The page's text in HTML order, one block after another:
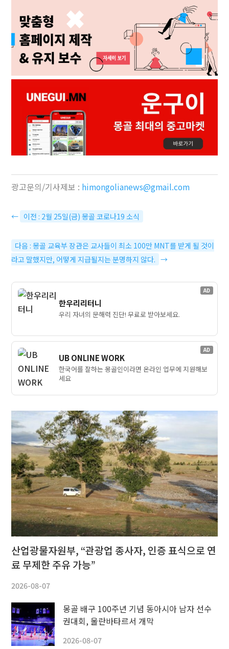
광고문의/기사제보 : himongolianews@gmail.com
← 이전 : 2월 25일(금) 몽골 코로나19 소식
다음 : 몽골 교육부 장관은 교사들이 최소 100만 MNT를 받게 될 것이
라고 말했지만, 어떻게 지급될지는 분명하지 않다. →
AD
한우리리터니
우리 자녀의 문해력 진단! 무료로 받아보세요.
AD
UB ONLINE WORK
한국어를 잘하는 몽골인이라면 온라인 업무에 지원해보
세요
산업광물자원부, “관광업 종사자, 인증 표식으로 연
료 무제한 주유 가능”
2026-08-07
몽골 배구 100주년 기념 동아시아 남자 선수
권대회, 울란바타르서 개막
2026-08-07